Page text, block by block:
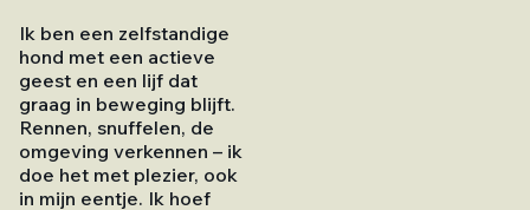
Ik ben een zelfstandige
hond met een actieve
geest en een lijf dat
graag in beweging blijft.
Rennen, snuffelen, de
omgeving verkennen – ik
doe het met plezier, ook
in mijn eentje. Ik hoef